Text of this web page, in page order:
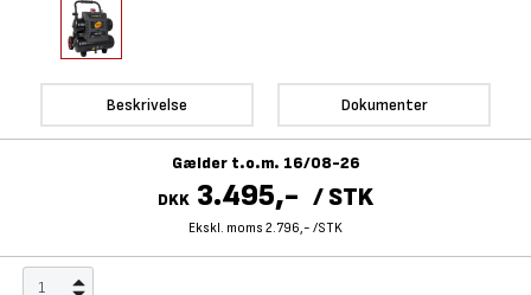
Beskrivelse Dokumenter
Gælder t.o.m. 16/08-26
DKK 3.495,- /STK
Ekskl. moms 2.796,- /STK